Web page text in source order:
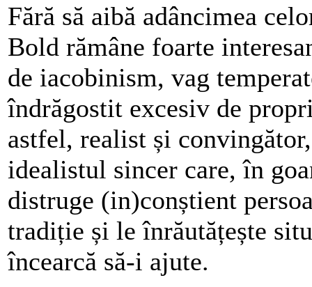
Fără să aibă adâncimea
Bold rămâne foarte
de iacobinism, vag
îndrăgostit excesiv de
astfel, realist și
idealistul sincer care, în
distruge (in)conștient
tradiție și le înrăutățește
încearcă să-i ajute.